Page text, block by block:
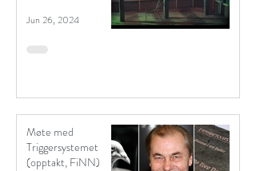
Jun 26, 2024
Møte med
Triggersystemet
(opptakt, FiNN)